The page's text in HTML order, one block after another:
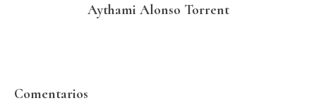
Aythami Alonso Torrent
Interacciones
Comentarios